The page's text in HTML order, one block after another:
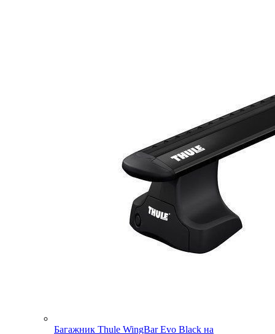
Багажник Thule WingBar Evo Black на